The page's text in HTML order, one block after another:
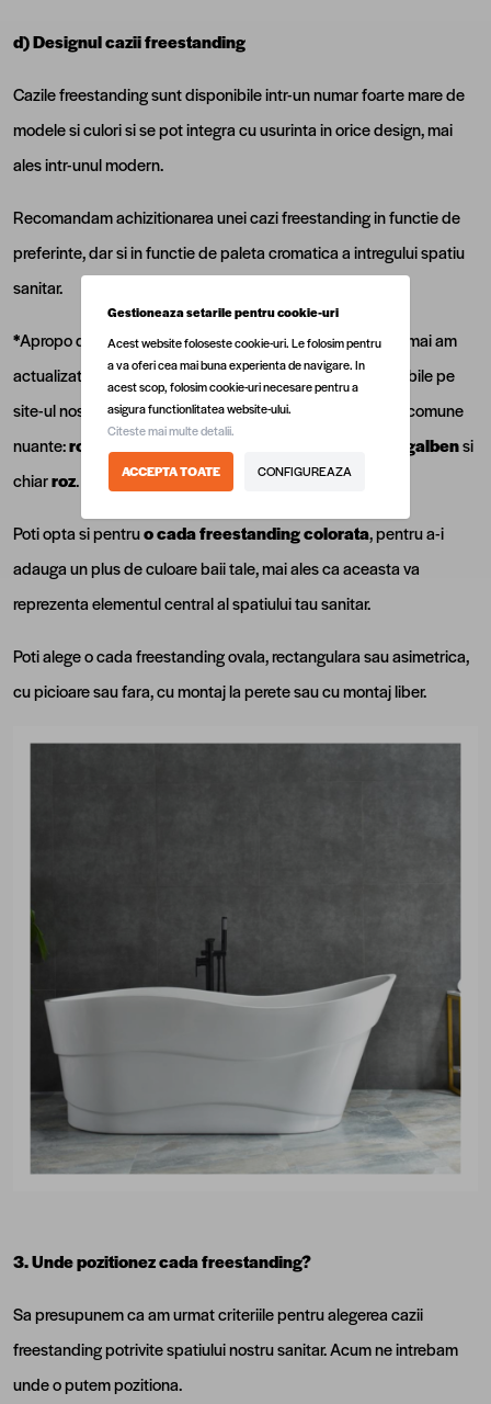
d) Designul cazii freestanding
Cazile freestanding sunt disponibile intr-un numar foarte mare de
modele si culori si se pot integra cu usurinta in orice design, mai
ales intr-unul modern.
Recomandam achizitionarea unei cazi freestanding in functie de
preferinte, dar si in functie de paleta cromatica a intregului spatiu
sanitar.
*Apropo de paleta cromatica, vrem sa te anuntam ca tocmai am
actualizat gama de cazi freestanding. Acum sunt disponibile pe
site-ul nostru sicazi freestanding colorate
in cele mai comune
nuante:rosu galbensi
chiarroz.
Poti opta si pentruo cada freestanding colorata, pentru a-i
adauga un plus de culoare baii tale, mai ales ca aceasta va
reprezenta elementul central al spatiului tau sanitar.
Poti alege o cada freestanding ovala, rectangulara sau asimetrica,
cu picioare sau fara, cu montaj la perete sau cu montaj liber.
3. Unde pozitionez cada freestanding?
Sa presupunem ca am urmat criteriile pentru alegerea cazii
freestanding potrivite spatiului nostru sanitar. Acum ne intrebam
unde o putem pozitiona.
Gestioneaza setarile pentru cookie-uri
Acest website foloseste cookie-uri. Le folosim pentru
a va oferi cea mai buna experienta de navigare. In
acest scop, folosim cookie-uri necesare pentru a
asigura functionlitatea website-ului.
Citeste mai multe detalii.
ACCEPTA TOATE CONFIGUREAZA